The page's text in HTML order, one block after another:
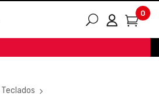
0
Teclados